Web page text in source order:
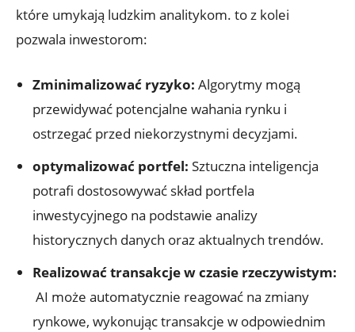
które umykają ludzkim analitykom. to z kolei⁣
pozwala‌ inwestorom:
Zminimalizować ryzyko: Algorytmy ⁣mogą⁢
przewidywać potencjalne ‍wahania rynku i
ostrzegać przed niekorzystnymi decyzjami.
optymalizować portfel: Sztuczna inteligencja
potrafi dostosowywać​ skład portfela
‍inwestycyjnego na‌ podstawie analizy‍
historycznych danych oraz aktualnych trendów.
Realizować transakcje w ⁤czasie rzeczywistym:
‌ AI może automatycznie reagować na zmiany‍
rynkowe, wykonując transakcje​ w odpowiednim